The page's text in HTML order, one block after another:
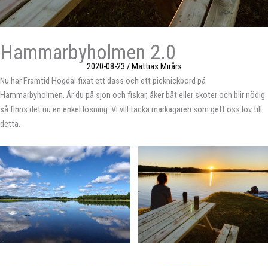
Hammarbyholmen 2.0
2020-08-23 /Mattias Mirårs
Nu har Framtid Hogdal fixat ett dass och ett picknickbord på
Hammarbyholmen. Är du på sjön och fiskar, åker båt eller skoter och blir nödig
så finns det nu en enkel lösning. Vi vill tacka markägaren som gett oss lov till
detta.